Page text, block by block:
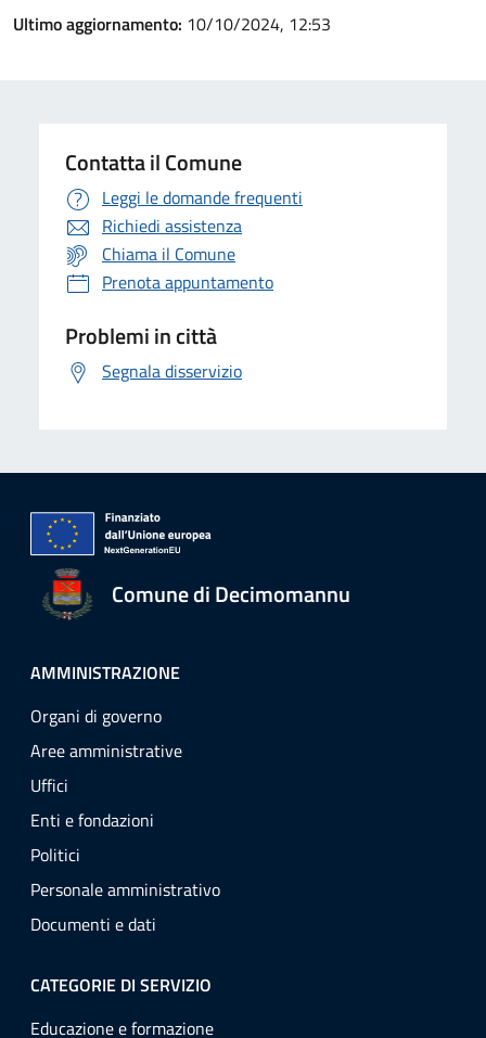
Ultimo aggiornamento: 10/10/2024, 12:53
Contatta il Comune
Leggi le domande frequenti
Richiedi assistenza
Chiama il Comune
Prenota appuntamento
Problemi in città
Segnala disservizio
Comune di Decimomannu
AMMINISTRAZIONE
Organi di governo
Aree amministrative
Uffici
Enti e fondazioni
Politici
Personale amministrativo
Documenti e dati
CATEGORIE DI SERVIZIO
Educazione e formazione